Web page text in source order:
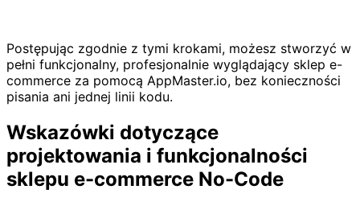
Postępując zgodnie z tymi krokami, możesz stworzyć w
pełni funkcjonalny, profesjonalnie wyglądający sklep e-
commerce za pomocą AppMaster.io, bez konieczności
pisania ani jednej linii kodu.
Wskazówki dotyczące
projektowania i funkcjonalności
sklepu e-commerce No-Code